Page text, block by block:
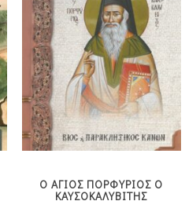
Ο ΑΓΙΟΣ ΠΟΡΦΥΡΙΟΣ Ο
ΚΑΥΣΟΚΑΛΥΒΙΤΗΣ